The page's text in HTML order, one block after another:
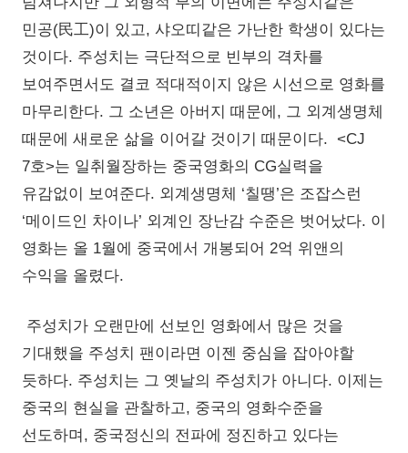
민공(民工)이 있고, 샤오띠같은 가난한 학생이 있다는
것이다. 주성치는 극단적으로 빈부의 격차를
보여주면서도 결코 적대적이지 않은 시선으로 영화를
마무리한다. 그 소년은 아버지 때문에, 그 외계생명체
때문에 새로운 삶을 이어갈 것이기 때문이다. <CJ
7호>는 일취월장하는 중국영화의 CG실력을
유감없이 보여준다. 외계생명체 ‘칠땡’은 조잡스런
‘메이드인 차이나’ 외계인 장난감 수준은 벗어났다. 이
영화는 올 1월에 중국에서 개봉되어 2억 위앤의
수익을 올렸다.
주성치가 오랜만에 선보인 영화에서 많은 것을
기대했을 주성치 팬이라면 이젠 중심을 잡아야할
듯하다. 주성치는 그 옛날의 주성치가 아니다. 이제는
중국의 현실을 관찰하고, 중국의 영화수준을
선도하며, 중국정신의 전파에 정진하고 있다는